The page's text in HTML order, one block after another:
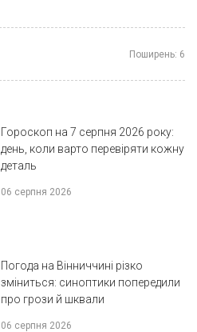
Поширень: 6
Гороскоп на 7 серпня 2026 року:
день, коли варто перевіряти кожну
деталь
06 серпня 2026
Погода на Вінниччині різко
зміниться: синоптики попередили
про грози й шквали
06 серпня 2026